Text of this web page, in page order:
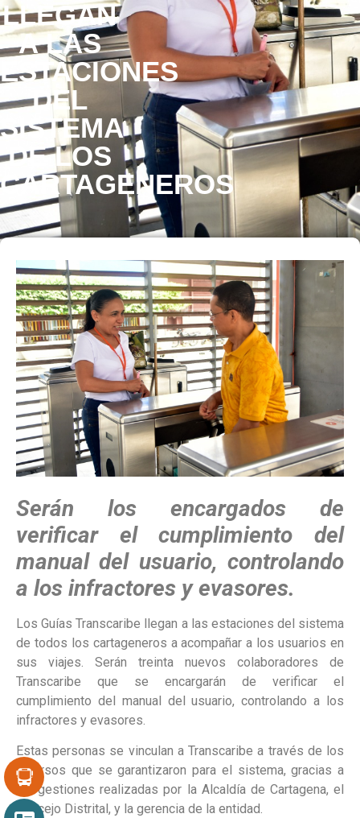
LLEGAN
A LAS
ESTACIONES
DEL
SISTEMA
DE LOS
CARTAGENEROS
Serán los encargados de
verificar el cumplimiento del
manual del usuario, controlando
a los infractores y evasores.
Los Guías Transcaribe llegan a las estaciones del sistema
de todos los cartageneros a acompañar a los usuarios en
sus viajes. Serán treinta nuevos colaboradores de
Transcaribe que se encargarán de verificar el
cumplimiento del manual del usuario, controlando a los
infractores y evasores.
Estas personas se vinculan a Transcaribe a través de los
recursos que se garantizaron para el sistema, gracias a
las gestiones realizadas por la Alcaldía de Cartagena, el
Concejo Distrital, y la gerencia de la entidad.